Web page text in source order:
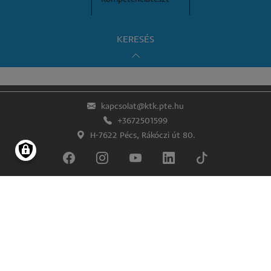
KERESÉS
kapcsolat@ktk.pte.hu
+3672501599
H-7622 Pécs, Rákóczi út 80.